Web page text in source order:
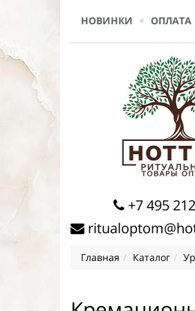
НОВИНКИ ОПЛАТА
+7 495
Главная Каталог